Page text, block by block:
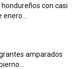
con casi
amparados